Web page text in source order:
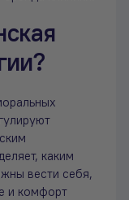
каким
вести себя,
и комфорт